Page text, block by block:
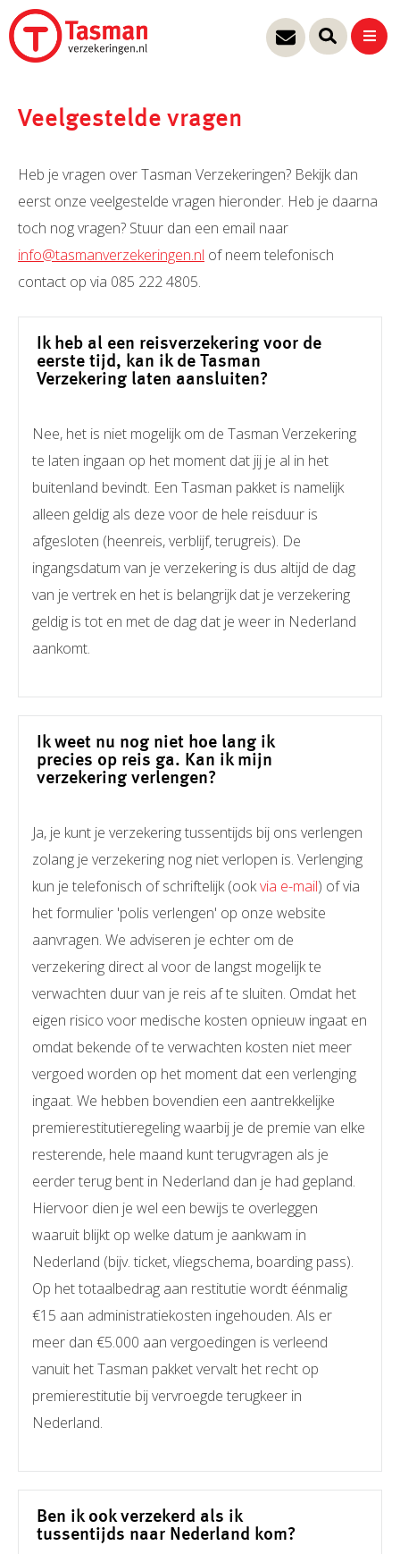
Ga
naar
Veelgestelde vragen
Heb je vragen over Tasman Verzekeringen? Bekijk dan
eerst onze veelgestelde vragen hieronder. Heb je daarna
toch nog vragen? Stuur dan een email naar
info@tasmanverzekeringen.nl of neem telefonisch
contact op via 085 222 4805.
Ik heb al een reisverzekering voor de
eerste tijd, kan ik de Tasman
Verzekering laten aansluiten?
Nee, het is niet mogelijk om de Tasman Verzekering
te laten ingaan op het moment dat jij je al in het
buitenland bevindt. Een Tasman pakket is namelijk
alleen geldig als deze voor de hele reisduur is
afgesloten (heenreis, verblijf, terugreis). De
ingangsdatum van je verzekering is dus altijd de dag
van je vertrek en het is belangrijk dat je verzekering
geldig is tot en met de dag dat je weer in Nederland
aankomt.
Ik weet nu nog niet hoe lang ik
precies op reis ga. Kan ik mijn
verzekering verlengen?
Ja, je kunt je verzekering tussentijds bij ons verlengen
zolang je verzekering nog niet verlopen is. Verlenging
kun je telefonisch of schriftelijk (ookvia e-mail) of via
het formulier 'polis verlengen' op onze website
aanvragen. We adviseren je echter om de
verzekering direct al voor de langst mogelijk te
verwachten duur van je reis af te sluiten. Omdat het
eigen risico voor medische kosten opnieuw ingaat en
omdat bekende of te verwachten kosten niet meer
vergoed worden op het moment dat een verlenging
ingaat. We hebben bovendien een aantrekkelijke
premierestitutieregeling waarbij je de premie van elke
resterende, hele maand kunt terugvragen als je
eerder terug bent in Nederland dan je had gepland.
Hiervoor dien je wel een bewijs te overleggen
waaruit blijkt op welke datum je aankwam in
Nederland (bijv. ticket, vliegschema, boarding pass).
Op het totaalbedrag aan restitutie wordt éénmalig
€15 aan administratiekosten ingehouden. Als er
meer dan €5.000 aan vergoedingen is verleend
vanuit het Tasman pakket vervalt het recht op
premierestitutie bij vervroegde terugkeer in
Nederland.
Ben ik ook verzekerd als ik
tussentijds naar Nederland kom?